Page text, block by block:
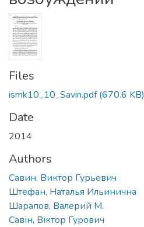
Files
ismk10_10_Savin.pdf(670.6 KB)
Date
2014
Authors
Савин, Виктор Гурьевич
Штефан, Наталья Ильинична
Шарапов, Валерий М.
Савін, Віктор Гурович